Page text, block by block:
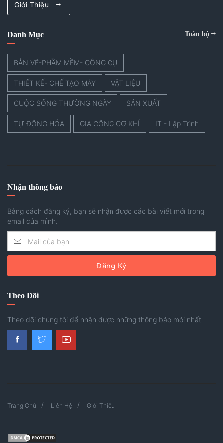
Giới Thiệu
Danh Mục Toàn bộ
BẢN VẼ-PHẦM MỀM- CÔNG CỤ
THIẾT KẾ- CHẾ TẠO MÁY VẬT LIỆU
CUỘC SỐNG THƯỜNG NGÀY SẢN XUẤT
TỰ ĐỘNG HÓA GIA CÔNG CƠ KHÍ IT - Lập Trình
Nhận thông báo
Bằng cách đăng ký, bạn sẽ nhận được các bài viết mới trong
email của mình.
Đăng Ký
Theo Dõi
Theo dõi chúng tôi để nhận được những thông báo mới nhất
Trang Chủ Liên Hệ Giới Thiệu